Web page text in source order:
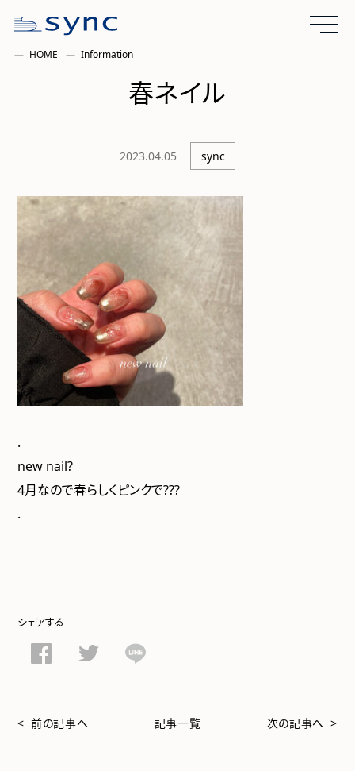
HOME Information
春ネイル
2023.04.05 sync
.
new nail?
4月なので春らしくピンクで???
.
シェアする
< 前の記事へ 記事一覧 次の記事へ >